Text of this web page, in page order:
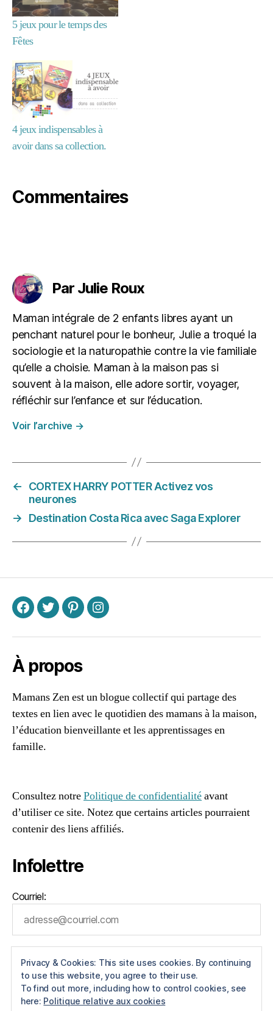
5 jeux pour le temps des
Fêtes
4 jeux indispensables à
avoir dans sa collection.
Commentaires
a
m
hi
v
er
,
J
e
u
é
u
e
r
e
f
a
m
ill
e ,
o
,
ei
g
e,
b
v
a
o
P
y
a
m
id
e,
t
é
gi
nl
c
k
!
Par Julie Roux
Maman intégrale de 2 enfants libres ayant un
penchant naturel pour le bonheur, Julie a troqué la
sociologie et la naturopathie contre la vie familiale
qu’elle a choisie. Maman à la maison pas si
souvent à la maison, elle adore sortir, voyager,
réfléchir sur l’enfance et sur l’éducation.
Voir l’archive →
←
CORTEX HARRY POTTER Activez vos
neurones
→
Destination Costa Rica avec Saga Explorer
F T P I
À propos
Mamans Zen est un blogue collectif qui partage des
textes en lien avec le quotidien des mamans à la maison,
l’éducation bienveillante et les apprentissages en
famille.
Consultez notrePolitique de confidentialitéavant
d’utiliser ce site. Notez que certains articles pourraient
contenir des liens affiliés.
Infolettre
Courriel:
Privacy & Cookies: This site uses cookies. By continuing
to use this website, you agree to their use.
To find out more, including how to control cookies, see
here: Politique relative aux cookies